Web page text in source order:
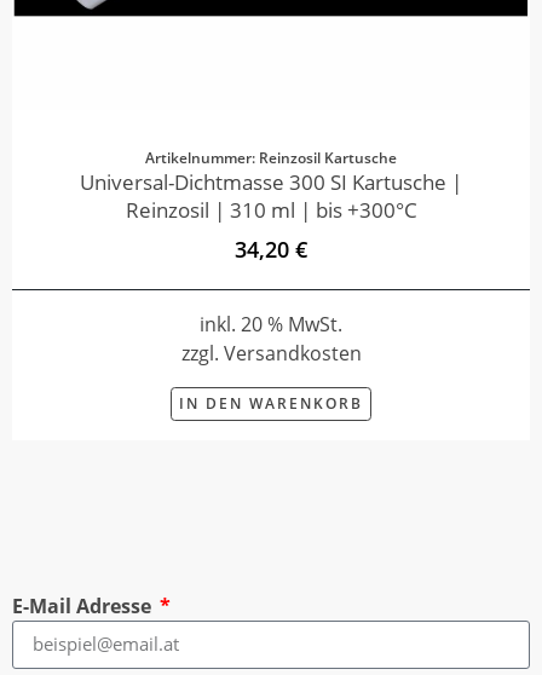
Artikelnummer: Reinzosil Kartusche
Universal-Dichtmasse 300 SI Kartusche |
Reinzosil | 310 ml | bis +300°C
34,20 €
inkl. 20 % MwSt.
zzgl. Versandkosten
IN DEN WARENKORB
E-Mail Adresse